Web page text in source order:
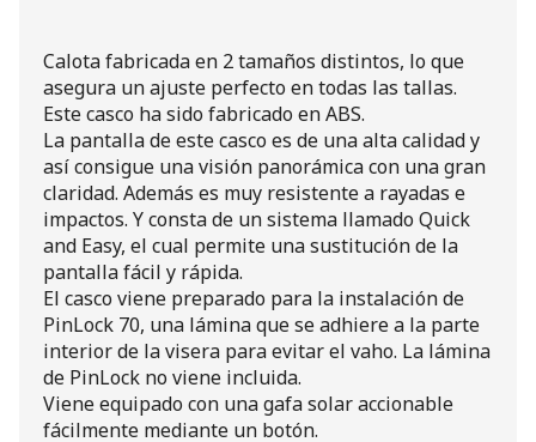
Calota fabricada en 2 tamaños distintos, lo que
asegura un ajuste perfecto en todas las tallas.
Este casco ha sido fabricado en ABS.
La pantalla de este casco es de una alta calidad y
así consigue una visión panorámica con una gran
claridad. Además es muy resistente a rayadas e
impactos. Y consta de un sistema llamado Quick
and Easy, el cual permite una sustitución de la
pantalla fácil y rápida.
El casco viene preparado para la instalación de
PinLock 70, una lámina que se adhiere a la parte
interior de la visera para evitar el vaho. La lámina
de PinLock no viene incluida.
Viene equipado con una gafa solar accionable
fácilmente mediante un botón.